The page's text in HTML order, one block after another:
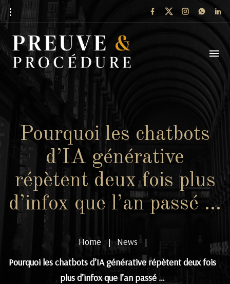
Pourquoi les chatbots
d’IA générative
répètent deux fois plus
d’infox que l’an passé …
Home |News |
Pourquoi les chatbots d’IA générative répètent deux fois
plus d’infox que l’an passé …